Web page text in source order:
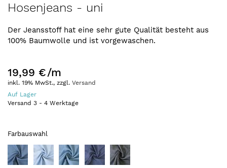
Anfang
Bildergalerie
springen
Hosenjeans - uni
Der Jeansstoff hat eine sehr gute Qualität besteht aus
100% Baumwolle und ist vorgewaschen.
19,99 €/m
inkl. 19% MwSt., zzgl. Versand
Auf Lager
Versand 3 - 4 Werktage
Farbauswahl